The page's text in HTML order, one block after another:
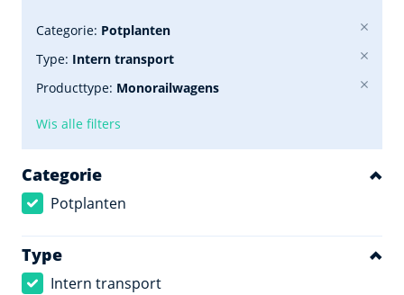
Categorie: Potplanten
Type: Intern transport
Producttype: Monorailwagens
Wis alle filters
Categorie
Potplanten
Type
Intern transport